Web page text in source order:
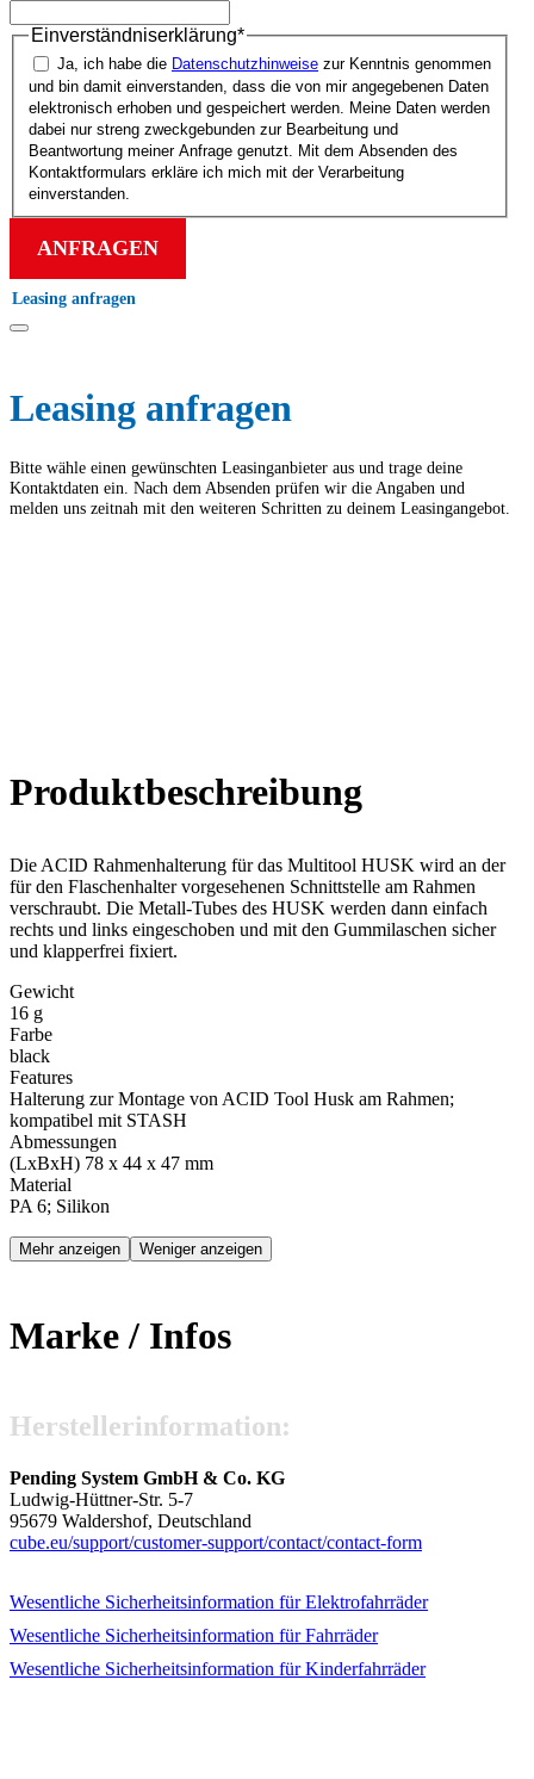
Einverständnis­erklärung*
Ja, ich habe die Datenschutz­hinweise zur Kenntnis genommen
und bin damit einverstanden, dass die von mir angegebenen Daten
elektronisch erhoben und gespeichert werden. Meine Daten werden
dabei nur streng zweck­gebunden zur Bearbeitung und
Beantwortung meiner Anfrage genutzt. Mit dem Absenden des
Kontakt­formulars erkläre ich mich mit der Verarbeitung
einverstanden.
ANFRAGEN
Leasing anfragen
Leasing anfragen
Bitte wähle einen gewünschten Leasing­anbieter aus und trage deine
Kontakt­daten ein. Nach dem Absenden prüfen wir die Angaben und
melden uns zeitnah mit den weiteren Schritten zu deinem Leasing­angebot.
Produkt­beschreibung
Die ACID Rahmenhalterung für das Multitool HUSK wird an der
für den Flaschenhalter vorgesehenen Schnittstelle am Rahmen
verschraubt. Die Metall-Tubes des HUSK werden dann einfach
rechts und links eingeschoben und mit den Gummilaschen sicher
und klapperfrei fixiert.
Gewicht
16 g
Farbe
black
Features
Halterung zur Montage von ACID Tool Husk am Rahmen;
kompatibel mit STASH
Abmessungen
(LxBxH) 78 x 44 x 47 mm
Material
PA 6; Silikon
Mehr anzeigen Weniger anzeigen
Marke / Infos
Hersteller­information:
Pending System GmbH & Co. KG
Ludwig-Hüttner-Str. 5-7
95679 Waldershof, Deutschland
cube.eu/support/customer-support/contact/contact-form
Wesentliche Sicherheits­information für Elektrofahrräder
Wesentliche Sicherheits­information für Fahrräder
Wesentliche Sicherheits­information für Kinderfahrräder